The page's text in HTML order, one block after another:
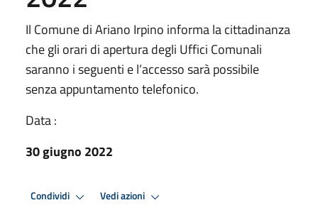
Il Comune di Ariano Irpino informa la cittadinanza
che gli orari di apertura degli Uffici Comunali
saranno i seguenti e l’accesso sarà possibile
senza appuntamento telefonico.
Data :
30 giugno 2022
Condividi Vedi azioni